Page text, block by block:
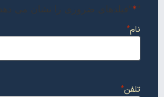
"
*"فیلدهای ضروری را نشان می دهد
نام*
تلفن*